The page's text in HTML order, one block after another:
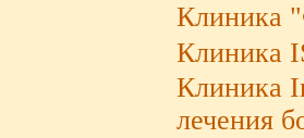
Клиника
Клиника
Клиника
лечения